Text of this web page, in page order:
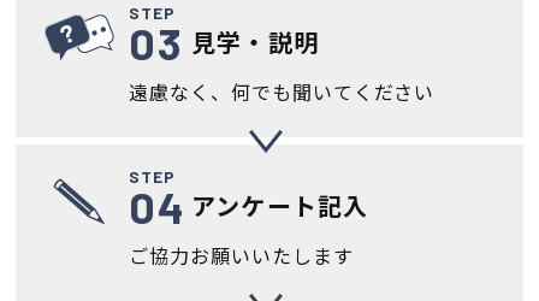
STEP
見学・説明
遠慮なく、何でも聞いてください
STEP
アンケート記入
ご協力お願いいたします